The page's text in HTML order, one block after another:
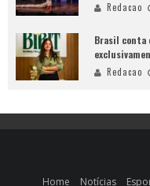
Redacao
Brasil conta
Redacao
Home Notícias